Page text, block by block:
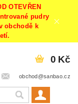
OTEVŘEN
pudry
obchodě k
obchod@sanbao.cz
0 Kč